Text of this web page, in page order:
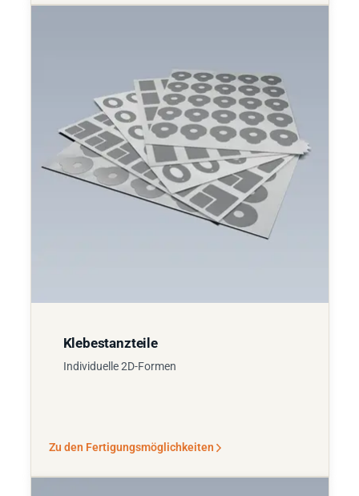
Klebestanzteile
Individuelle 2D-Formen
Zu den Fertigungsmöglichkeiten